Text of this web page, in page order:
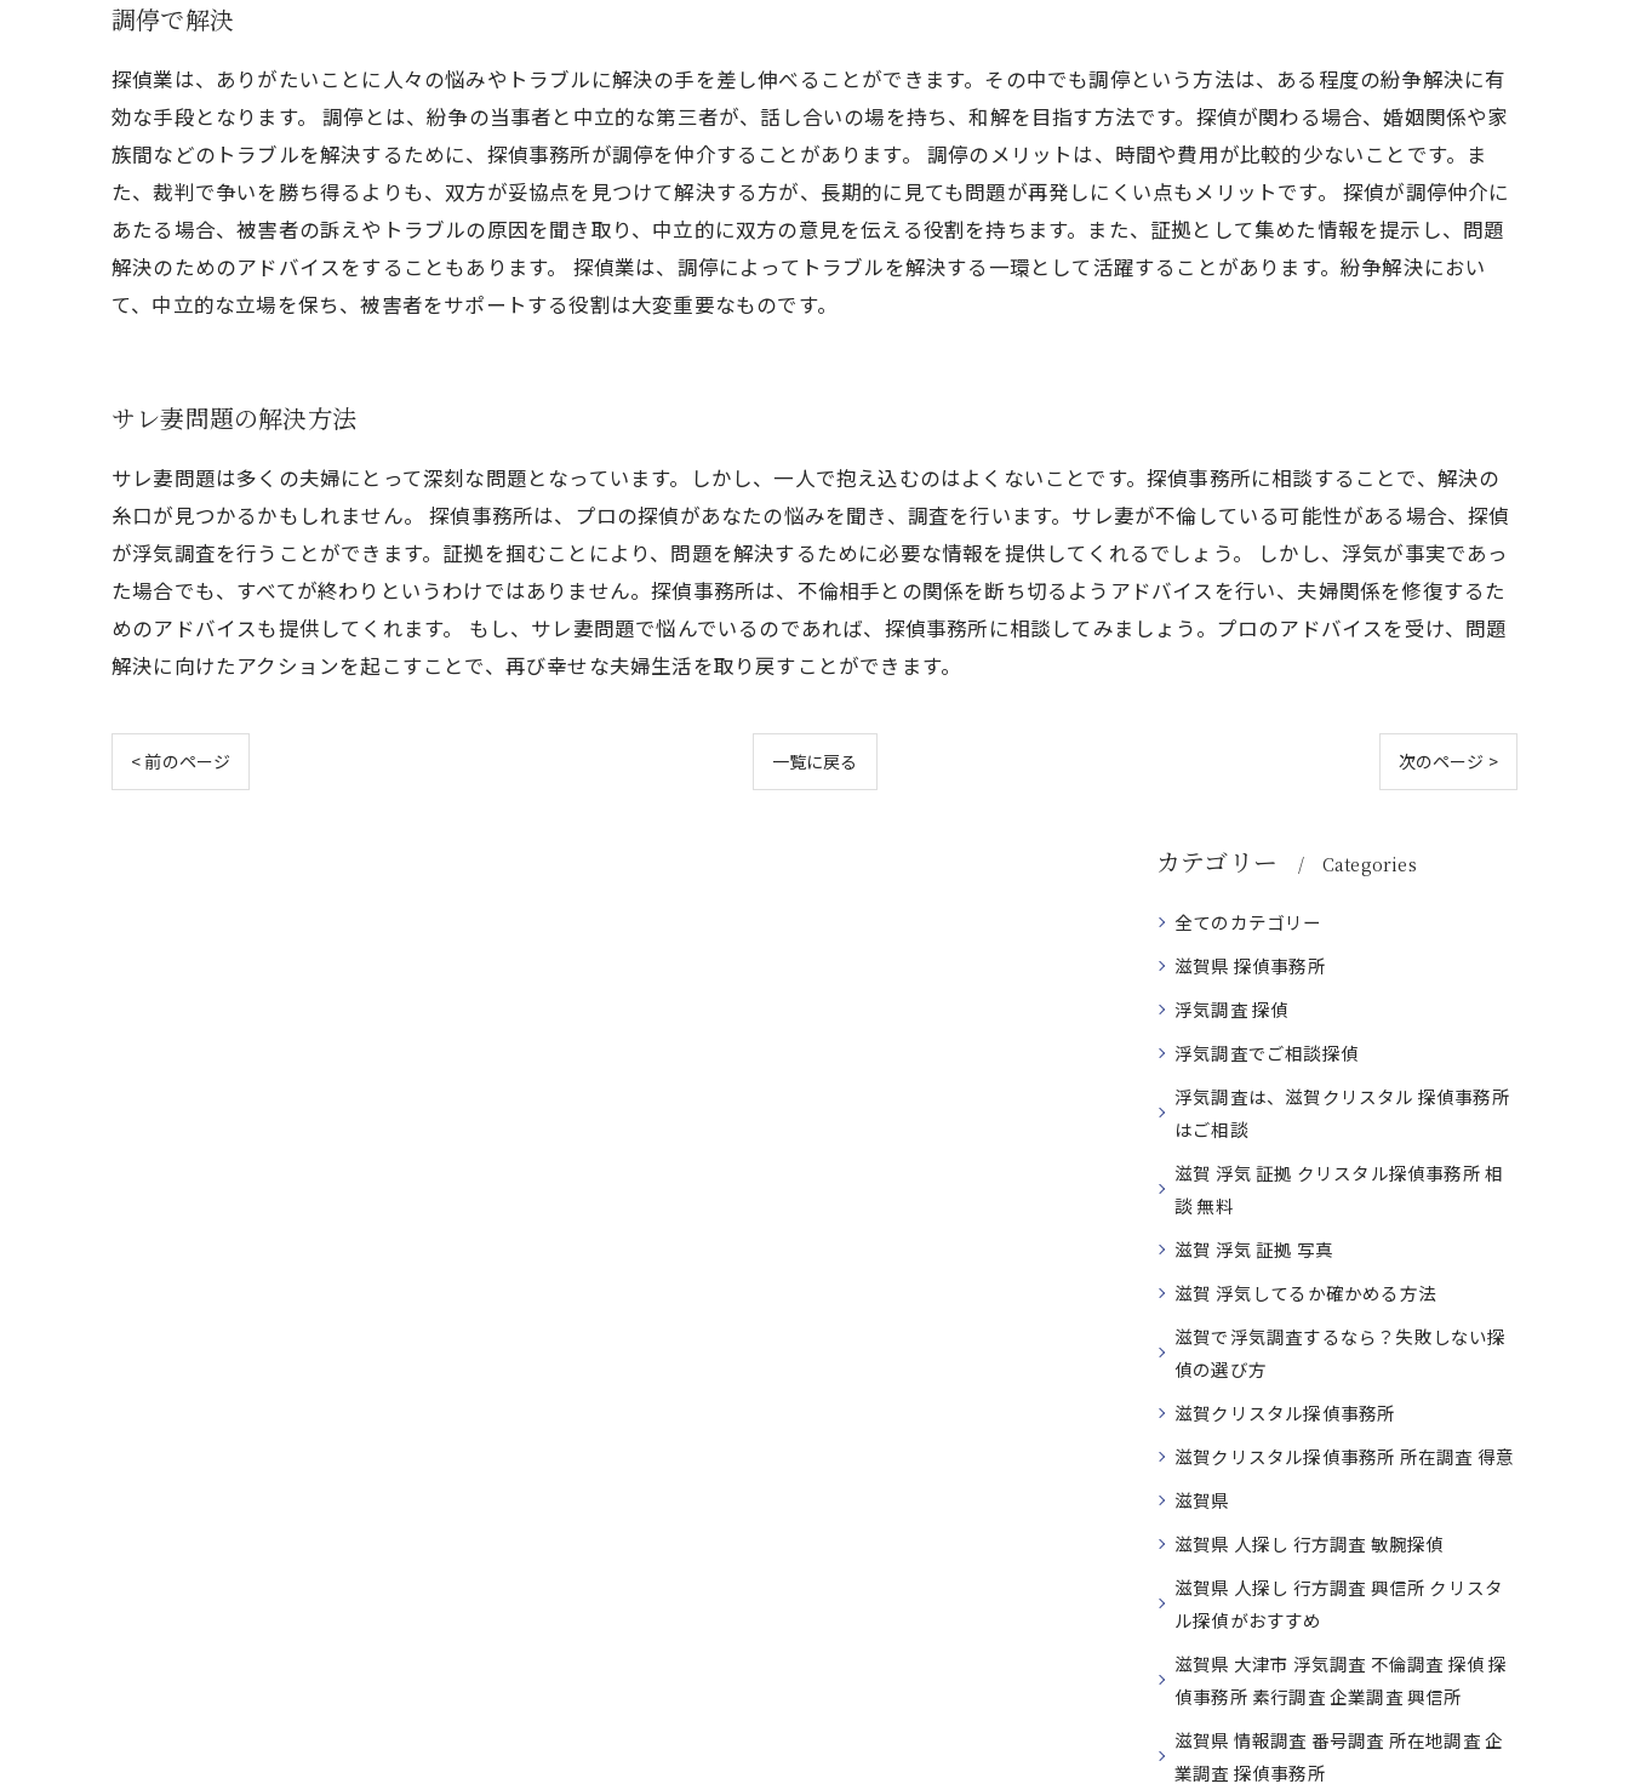
調停で解決
探偵業は、ありがたいことに人々の悩みやトラブルに解決の手を差し伸べることができます。その中でも調停という方法は、ある程度の紛争解決に有
効な手段となります。 調停とは、紛争の当事者と中立的な第三者が、話し合いの場を持ち、和解を目指す方法です。探偵が関わる場合、婚姻関係や家
族間などのトラブルを解決するために、探偵事務所が調停を仲介することがあります。 調停のメリットは、時間や費用が比較的少ないことです。ま
た、裁判で争いを勝ち得るよりも、双方が妥協点を見つけて解決する方が、長期的に見ても問題が再発しにくい点もメリットです。 探偵が調停仲介に
あたる場合、被害者の訴えやトラブルの原因を聞き取り、中立的に双方の意見を伝える役割を持ちます。また、証拠として集めた情報を提示し、問題
解決のためのアドバイスをすることもあります。 探偵業は、調停によってトラブルを解決する一環として活躍することがあります。紛争解決におい
て、中立的な立場を保ち、被害者をサポートする役割は大変重要なものです。
サレ妻問題の解決方法
サレ妻問題は多くの夫婦にとって深刻な問題となっています。しかし、一人で抱え込むのはよくないことです。探偵事務所に相談することで、解決の
糸口が見つかるかもしれません。 探偵事務所は、プロの探偵があなたの悩みを聞き、調査を行います。サレ妻が不倫している可能性がある場合、探偵
が浮気調査を行うことができます。証拠を掴むことにより、問題を解決するために必要な情報を提供してくれるでしょう。 しかし、浮気が事実であっ
た場合でも、すべてが終わりというわけではありません。探偵事務所は、不倫相手との関係を断ち切るようアドバイスを行い、夫婦関係を修復するた
めのアドバイスも提供してくれます。 もし、サレ妻問題で悩んでいるのであれば、探偵事務所に相談してみましょう。プロのアドバイスを受け、問題
解決に向けたアクションを起こすことで、再び幸せな夫婦生活を取り戻すことができます。
< 前のページ 一覧に戻る 次のページ >
カテゴリー Categories
全てのカテゴリー
滋賀県 探偵事務所
浮気調査 探偵
浮気調査でご相談探偵
浮気調査は、滋賀クリスタル 探偵事務所
はご相談
滋賀 浮気 証拠 クリスタル探偵事務所 相
談 無料
滋賀 浮気 証拠 写真
滋賀 浮気してるか確かめる方法
滋賀で浮気調査するなら？失敗しない探
偵の選び方
滋賀クリスタル探偵事務所
滋賀クリスタル探偵事務所 所在調査 得意
滋賀県
滋賀県 人探し 行方調査 敏腕探偵
滋賀県 人探し 行方調査 興信所 クリスタ
ル探偵がおすすめ
滋賀県 大津市 浮気調査 不倫調査 探偵 探
偵事務所 素行調査 企業調査 興信所
滋賀県 情報調査 番号調査 所在地調査 企
業調査 探偵事務所